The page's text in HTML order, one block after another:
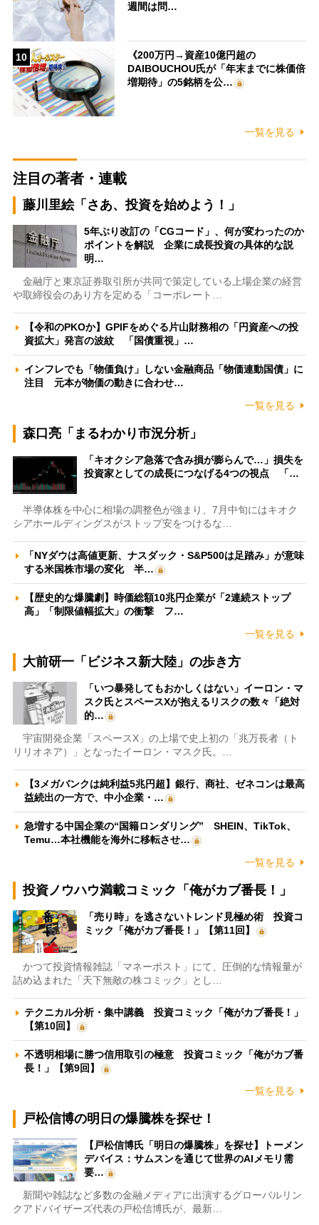
週間は問…
10
《200万円→資産10億円超の
DAIBOUCHOU氏が「年末までに株価倍
増期待」の5銘柄を公…
一覧を見る
注目の著者・連載
藤川里絵「さあ、投資を始めよう！」
5年ぶり改訂の「CGコード」、何が変わったのか
ポイントを解説 企業に成長投資の具体的な説
明…
金融庁と東京証券取引所が共同で策定している上場企業の経営
や取締役会のあり方を定める「コーポレート…
【令和のPKOか】GPIFをめぐる片山財務相の「円資産への投
資拡大」発言の波紋 「国債重視」…
インフレでも「物価負け」しない金融商品「物価連動国債」に
注目 元本が物価の動きに合わせ…
一覧を見る
森口亮「まるわかり市況分析」
「キオクシア急落で含み損が膨らんで…」損失を
投資家としての成長につなげる4つの視点 「…
半導体株を中心に相場の調整色が強まり、7月中旬にはキオク
シアホールディングスがストップ安をつけるな…
「NYダウは高値更新、ナスダック・S&P500は足踏み」が意味
する米国株市場の変化 半…
【歴史的な爆騰劇】時価総額10兆円企業が「2連続ストップ
高」「制限値幅拡大」の衝撃 フ…
一覧を見る
大前研一「ビジネス新大陸」の歩き方
「いつ暴発してもおかしくはない」イーロン・マ
スク氏とスペースXが抱えるリスクの数々「絶対
的…
宇宙開発企業「スペースX」の上場で史上初の「兆万長者（ト
リリオネア）」となったイーロン・マスク氏。…
【3メガバンクは純利益5兆円超】銀行、商社、ゼネコンは最高
益続出の一方で、中小企業・…
急増する中国企業の“国籍ロンダリング” SHEIN、TikTok、
Temu…本社機能を海外に移転させ…
一覧を見る
投資ノウハウ満載コミック「俺がカブ番長！」
「売り時」を逃さないトレンド見極め術 投資コ
ミック「俺がカブ番長！」【第11回】
かつて投資情報雑誌「マネーポスト」にて、圧倒的な情報量が
詰め込まれた「天下無敵の株コミック」とし…
テクニカル分析・集中講義 投資コミック「俺がカブ番長！」
【第10回】
不透明相場に勝つ信用取引の極意 投資コミック「俺がカブ番
長！」【第9回】
一覧を見る
戸松信博の明日の爆騰株を探せ！
【戸松信博氏「明日の爆騰株」を探せ】トーメン
デバイス：サムスンを通じて世界のAIメモリ需
要…
新聞や雑誌など多数の金融メディアに出演するグローバルリン
クアドバイザーズ代表の戸松信博氏が、最新…